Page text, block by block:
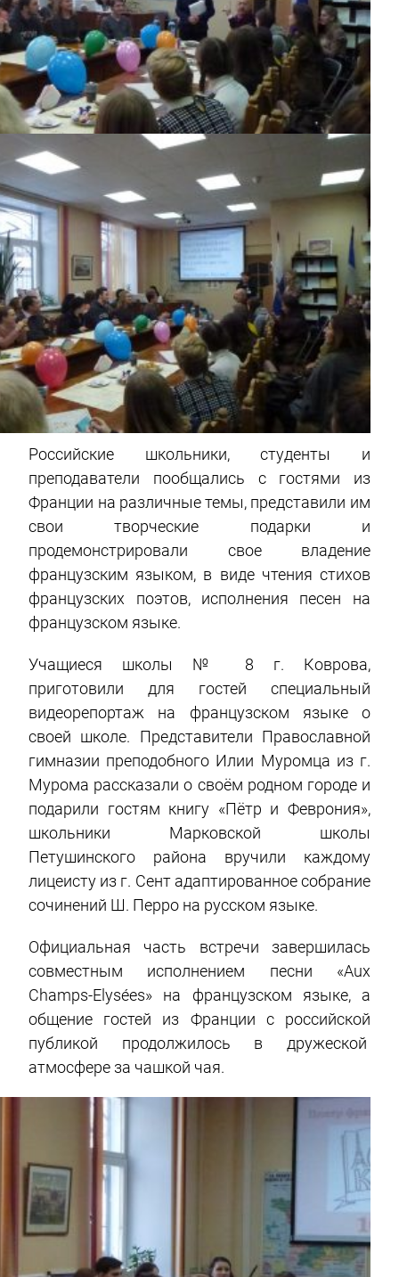
Российские школьники, студенты и
преподаватели пообщались с гостями из
Франции на различные темы, представили им
свои творческие подарки и
продемонстрировали свое владение
французским языком, в виде чтения стихов
французских поэтов, исполнения песен на
французском языке.
Учащиеся школы № 8 г. Коврова,
приготовили для гостей специальный
видеорепортаж на французском языке о
своей школе. Представители Православной
гимназии преподобного Илии Муромца из г.
Мурома рассказали о своём родном городе и
подарили гостям книгу «Пётр и Феврония»,
школьники Марковской школы
Петушинского района вручили каждому
лицеисту из г. Сент адаптированное собрание
сочинений Ш. Перро на русском языке.
Официальная часть встречи завершилась
совместным исполнением песни «Aux
Champs-Elysées» на французском языке, а
общение гостей из Франции с российской
публикой продолжилось в дружеской
атмосфере за чашкой чая.